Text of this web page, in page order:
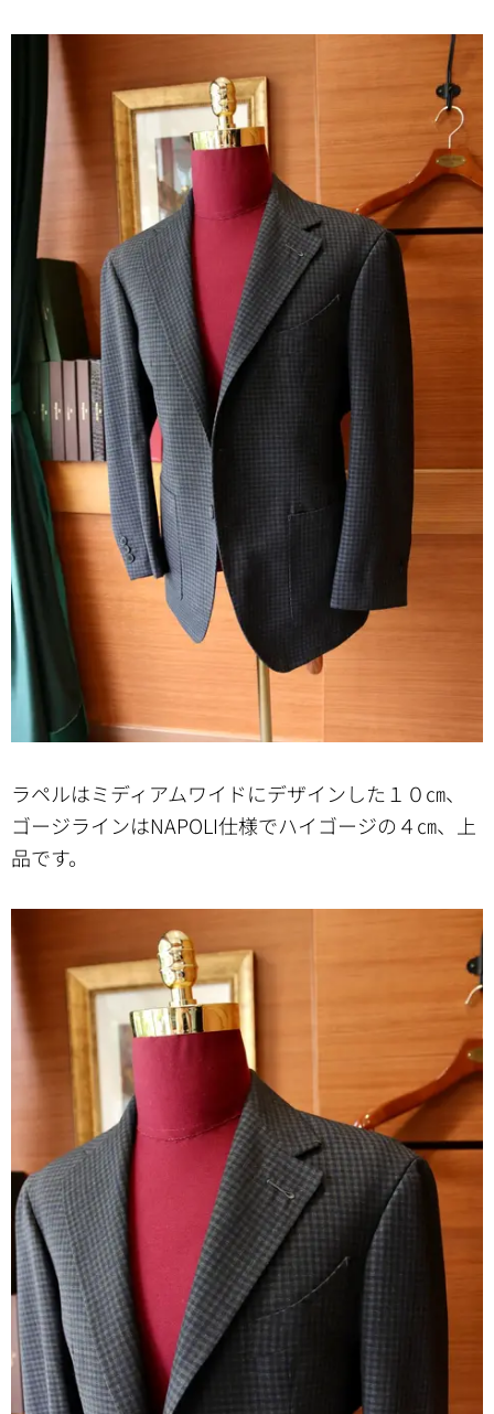
ラペルはミディアムワイドにデザインした１０㎝、
ゴージラインはNAPOLI仕様でハイゴージの４㎝、上
品です。